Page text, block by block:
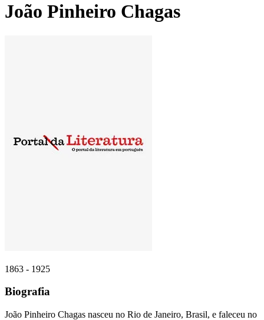
João Pinheiro Chagas
1863 - 1925
Biografia
João Pinheiro Chagas nasceu no Rio de Janeiro, Brasil, e faleceu no